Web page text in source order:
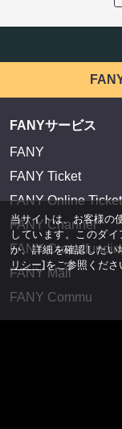
FANYサービス
FANY
FANY Ticket
FANY Online Ticket
FANY Channel
FANY
FANY Mall
FANY Commu
当サイトは、お客様の
しています。このダ
か、詳細を確認したい
リシー]をご参照くださ